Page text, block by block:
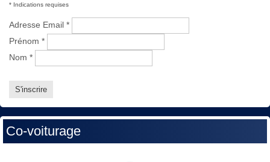
* Indications requises
Adresse Email *
Prénom *
Nom *
Co-voiturage